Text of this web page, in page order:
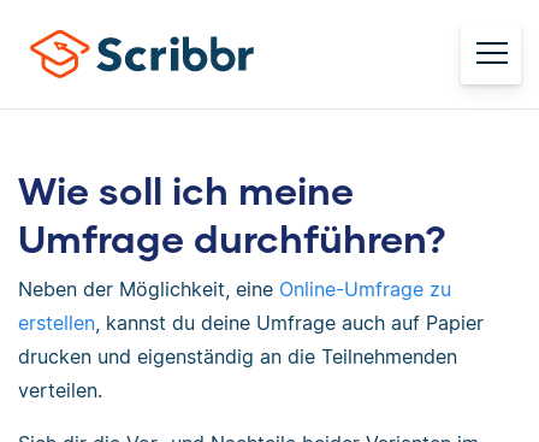
Wie soll ich meine
Umfrage durchführen?
Neben der Möglichkeit, eine Online-Umfrage zu
erstellen, kannst du deine Umfrage auch auf Papier
drucken und eigenständig an die Teilnehmenden
verteilen.